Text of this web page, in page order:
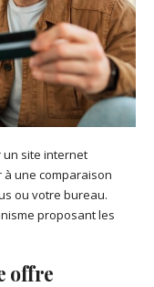
un site internet
une comparaison
ou votre bureau.
proposant les
offre